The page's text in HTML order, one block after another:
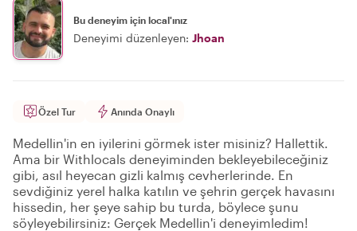
Bu deneyim için local'ınız
Deneyimi düzenleyen: Jhoan
Özel Tur Anında Onaylı
Medellin'in en iyilerini görmek ister misiniz? Hallettik.
Ama bir Withlocals deneyiminden bekleyebileceğiniz
gibi, asıl heyecan gizli kalmış cevherlerinde. En
sevdiğiniz yerel halka katılın ve şehrin gerçek havasını
hissedin, her şeye sahip bu turda, böylece şunu
söyleyebilirsiniz: Gerçek Medellin'i deneyimledim!